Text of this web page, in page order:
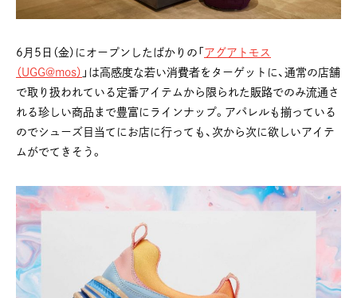
6月5日（金）にオープンしたばかりの「 アグアトモス
（UGG@mos） 」は高感度な若い消費者をターゲットに、通常の店舗
で取り扱われている定番アイテムから限られた販路でのみ流通さ
れる珍しい商品まで豊富にラインナップ。アパレルも揃っている
のでシューズ目当てにお店に行っても、次から次に欲しいアイテ
ムがでてきそう。